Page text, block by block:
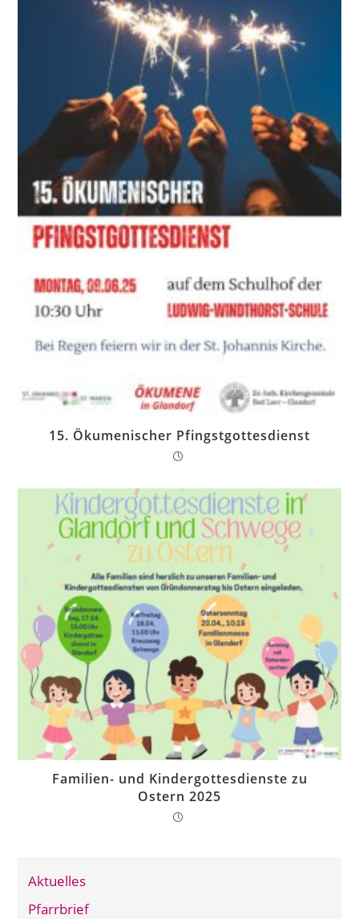
15. Ökumenischer Pfingstgottesdienst
Familien- und Kindergottesdienste zu
Ostern 2025
Aktuelles
Pfarrbrief